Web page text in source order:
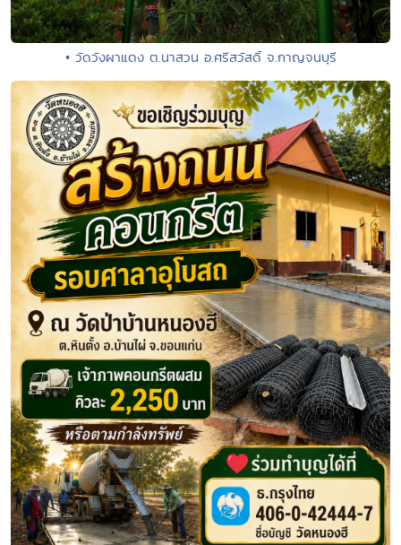
• วัดวังผาแดง ต.นาสวน อ.ศรีสวัสดิ์ จ.กาญจนบุรี